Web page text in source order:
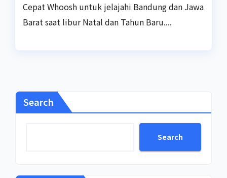
Cepat Whoosh untuk jelajahi Bandung dan Jawa
Barat saat libur Natal dan Tahun Baru....
Search
Search